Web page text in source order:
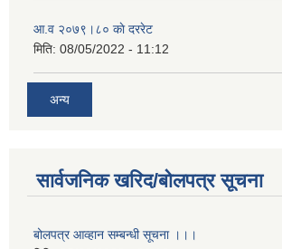
आ.व २०७९।८० काे दररेट
मिति: 08/05/2022 - 11:12
अन्य
सार्वजनिक खरिद/बोलपत्र सूचना
बोलपत्र आव्हान सम्बन्धी सूचना ।।।